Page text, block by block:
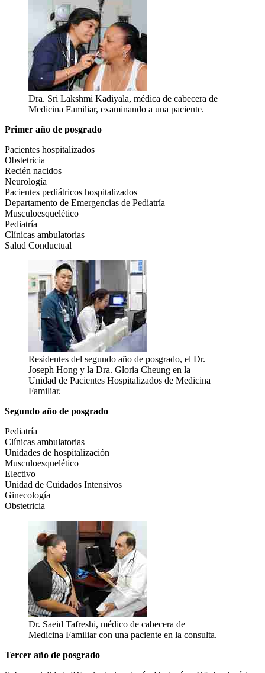
Dra. Sri Lakshmi Kadiyala, médica de cabecera de
Medicina Familiar, examinando a una paciente.
Primer año de posgrado
Pacientes hospitalizados
Obstetricia
Recién nacidos
Neurología
Pacientes pediátricos hospitalizados
Departamento de Emergencias de Pediatría
Musculoesquelético
Pediatría
Clínicas ambulatorias
Salud Conductual
Residentes del segundo año de posgrado, el Dr.
Joseph Hong y la Dra. Gloria Cheung en la
Unidad de Pacientes Hospitalizados de Medicina
Familiar.
Segundo año de posgrado
Pediatría
Clínicas ambulatorias
Unidades de hospitalización
Musculoesquelético
Electivo
Unidad de Cuidados Intensivos
Ginecología
Obstetricia
Dr. Saeid Tafreshi, médico de cabecera de
Medicina Familiar con una paciente en la consulta.
Tercer año de posgrado